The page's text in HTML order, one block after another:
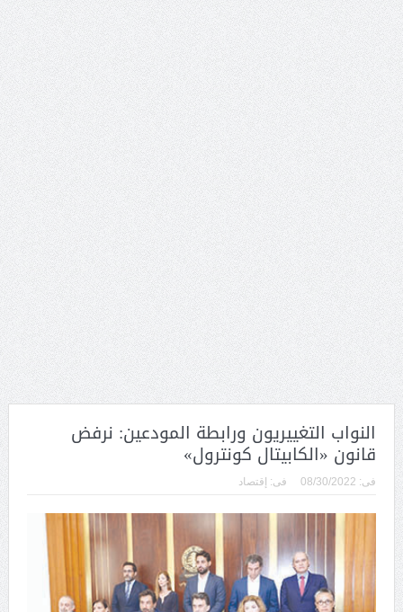
النواب التغييريون ورابطة المودعين: نرفض
قانون «الكابيتال كونترول»
فى: 08/30/2022 فى: إقتصاد